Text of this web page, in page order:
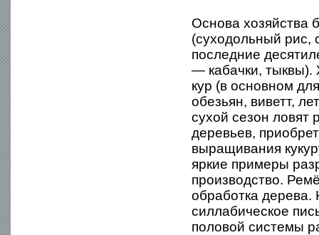
Основа хозяйства
(суходольный рис,
последние
— кабачки, тыквы).
кур (в основном
обезьян, виветт,
сухой сезон
деревьев,
выращивания
яркие примеры
производство.
обработка
силлабическое
половой системы